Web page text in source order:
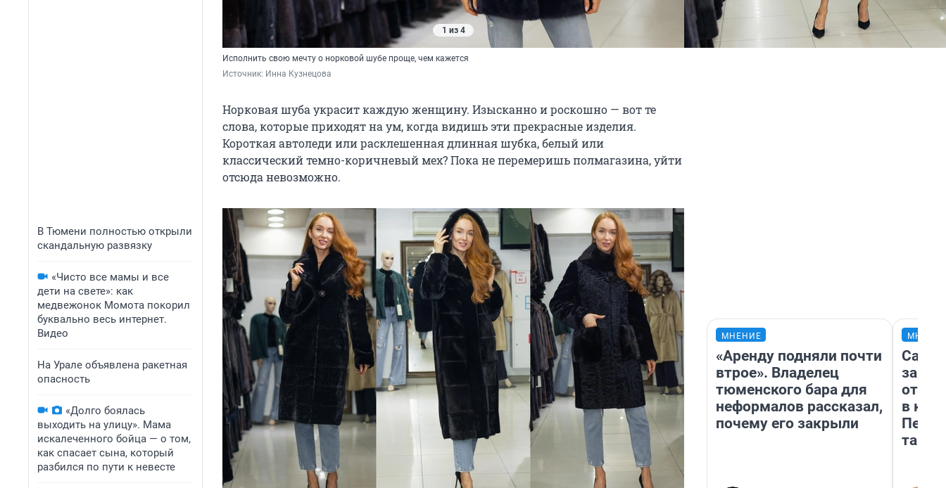
В Тюмени полностью открыли
скандальную развязку
«Чисто все мамы и все
дети на свете»: как
медвежонок Момота покорил
буквально весь интернет.
Видео
На Урале объявлена ракетная
опасность
«Долго боялась
выходить на улицу». Мама
искалеченного бойца — о том,
как спасает сына, который
разбился по пути к невесте
1 из 4
Исполнить свою мечту о норковой шубе проще, чем кажется
Источник: Инна Кузнецова
Норковая шуба украсит каждую женщину. Изысканно и роскошно — вот те
слова, которые приходят на ум, когда видишь эти прекрасные изделия.
Короткая автоледи или расклешенная длинная шубка, белый или
классический темно-коричневый мех? Пока не перемеришь полмагазина, уйти
отсюда невозможно.
МНЕНИЕ
«Аренду подняли почти
втрое». Владелец
тюменского бара для
неформалов рассказал,
почему его закрыли
в
там